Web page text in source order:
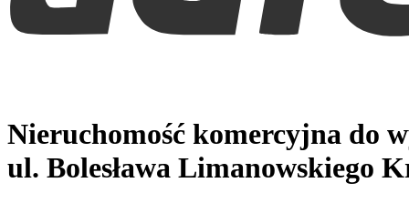
Nieruchomość komercyjna do
ul. Bolesława Limanowskiego